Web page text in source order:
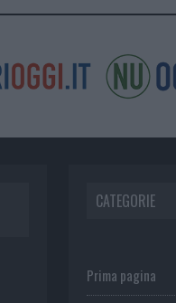
CATEGORIE
Prima pagina